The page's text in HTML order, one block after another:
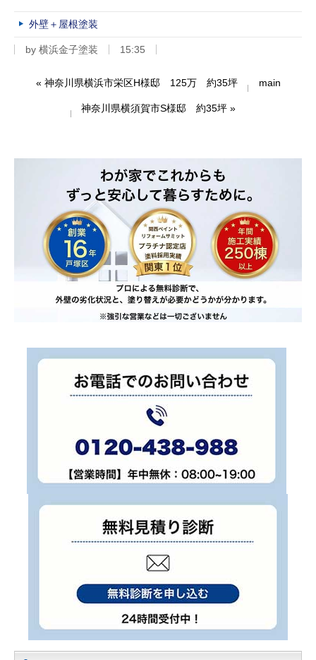
外壁＋屋根塗装
by 横浜金子塗装 15:35
« 神奈川県横浜市栄区H様邸 125万 約35坪 main
神奈川県横須賀市S様邸 約35坪»